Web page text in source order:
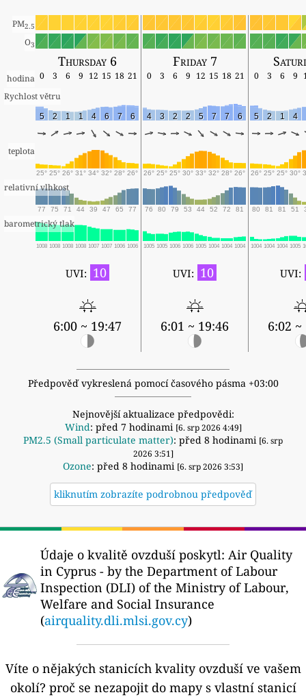
PM2.5
O3
Thursday 6 Friday 7
hodina 0 3 6 9 12 15 18 21 0 3 6 9 12 15 18 21 0 3 6 9
Rychlost větru
5 2 1 1 4 6 7 6 4 3 2 2 5 7 7 6 5 2 1 4
teplota
25° 25° 26° 31° 34° 32° 28° 26° 26° 25° 25° 30° 33° 32° 28° 26° 26° 25° 25° 30°
relativní vlhkost
77 75 71 44 39 47 65 77 76 80 79 53 44 52 72 81 80 81 81 51
barometrický tlak
1008 1008 1008 1008 1007 1007 1006 1006 1005 1005 1006 1006 1005 1004 1004 1004 1004 1004 1004 1005
UVI: 10
6:00 ~ 19:47
UVI: 10
6:01 ~ 19:46
UVI:
6:02 ~
Předpověď vykreslená pomocí časového pásma +03:00
Nejnovější aktualizace předpovědi:
Wind: před 7 hodinami [6. srp 2026 4:49]
PM2.5 (Small particulate matter): před 8 hodinami [6. srp
2026 3:51]
Ozone: před 8 hodinami [6. srp 2026 3:53]
kliknutím zobrazíte podrobnou předpověď
Údaje o kvalitě ovzduší poskytl: Air Quality
in Cyprus - by the Department of Labour
Inspection (DLI) of the Ministry of Labour,
Welfare and Social Insurance
(airquality.dli.mlsi.gov.cy)
Víte o nějakých stanicích kvality ovzduší ve vašem
okolí? proč se nezapojit do mapy s vlastní stanicí